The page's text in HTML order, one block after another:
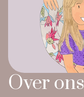
Over ons